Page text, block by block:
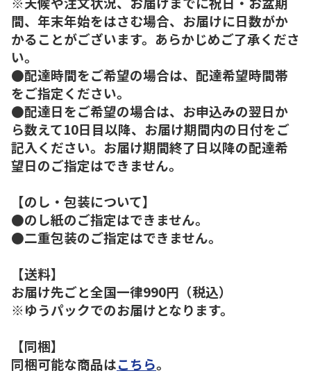
間、年末年始をはさむ場合、お届けに日数がか
かることがございます。あらかじめご了承くださ
い。
●配達時間をご希望の場合は、配達希望時間帯
をご指定ください。
●配達日をご希望の場合は、お申込みの翌日か
ら数えて10日目以降、お届け期間内の日付をご
記入ください。お届け期間終了日以降の配達希
望日のご指定はできません。
【のし・包装について】
●のし紙のご指定はできません。
●二重包装のご指定はできません。
【送料】
お届け先ごと全国一律990円（税込）
※ゆうパックでのお届けとなります。
【同梱】
同梱可能な商品はこちら。